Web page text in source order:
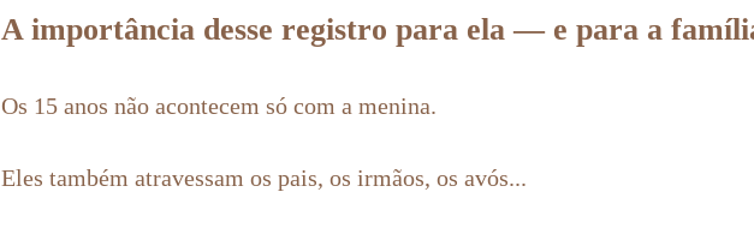
A importância desse registro para ela — e para a
Os 15 anos não acontecem só com a menina.
Eles também atravessam os pais, os irmãos, os avós...